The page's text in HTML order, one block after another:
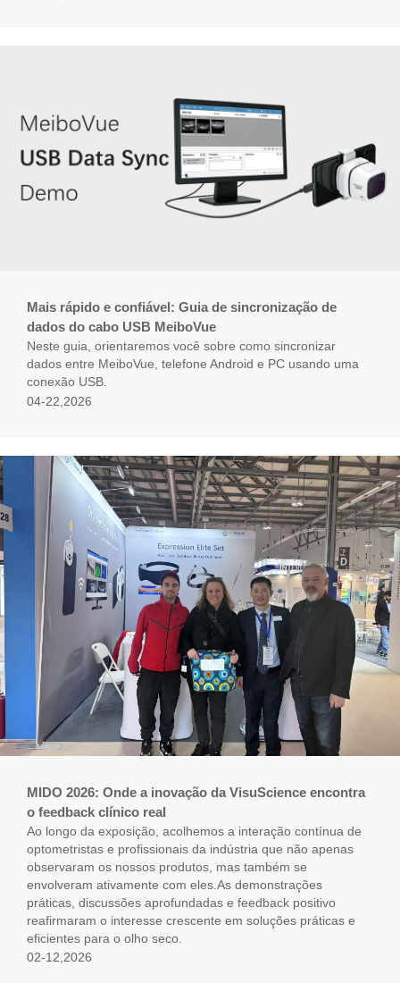
Mais rápido e confiável: Guia de sincronização de
dados do cabo USB MeiboVue
Neste guia, orientaremos você sobre como sincronizar
dados entre MeiboVue, telefone Android e PC usando uma
conexão USB.
04-22,2026
MIDO 2026: Onde a inovação da VisuScience encontra
o feedback clínico real
Ao longo da exposição, acolhemos a interação contínua de
optometristas e profissionais da indústria que não apenas
observaram os nossos produtos, mas também se
envolveram ativamente com eles.As demonstrações
práticas, discussões aprofundadas e feedback positivo
reafirmaram o interesse crescente em soluções práticas e
eficientes para o olho seco.
02-12,2026